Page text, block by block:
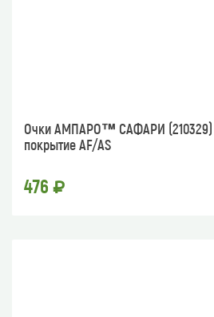
Очки АМПАРО™ САФАРИ (210329)
покрытие AF/AS
476